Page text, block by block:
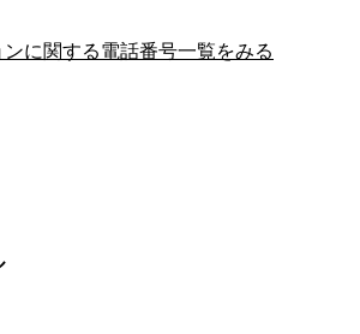
に関する電話番号一覧をみる